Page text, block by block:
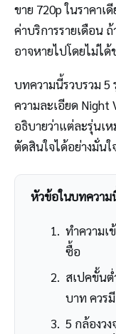
ขาย 720p ในราคาเ
ค่าบริการรายเดือน
อาจหายไปโดยไม่ได้
บทความนี้รวบรวม
ความละเอียด
อธิบายว่าแต่ละรุ่นเ
ตัดสินใจได้อย่างมั่นใ
หัวข้อในบทความ
ทำความเ
ซื้อ
สเปคขั้นต่
บาท ควรมี
5 กล้องว